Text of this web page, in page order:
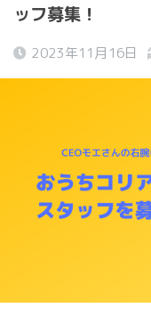
ッフ募集！
2023年11月16日